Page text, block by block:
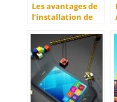
Les avantages de
l’installation de
des professionnels
en Île-de-France